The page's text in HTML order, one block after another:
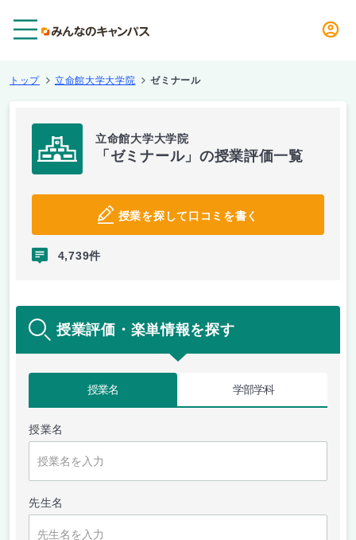
トップ 立命館大学大学院 ゼミナール
立命館大学大学院
「ゼミナール」の授業評価一覧
授業を探して口コミを書く
4,739件
授業評価・楽単情報を探す
授業名 学部学科
授業名
先生名